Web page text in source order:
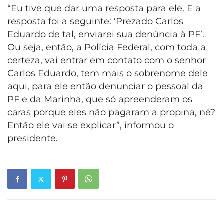
“Eu tive que dar uma resposta para ele. E a
resposta foi a seguinte: ‘Prezado Carlos
Eduardo de tal, enviarei sua denúncia à PF’.
Ou seja, então, a Polícia Federal, com toda a
certeza, vai entrar em contato com o senhor
Carlos Eduardo, tem mais o sobrenome dele
aqui, para ele então denunciar o pessoal da
PF e da Marinha, que só apreenderam os
caras porque eles não pagaram a propina, né?
Então ele vai se explicar”, informou o
presidente.